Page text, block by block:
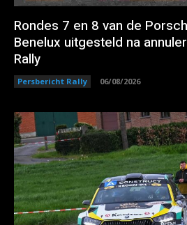
Rondes 7 en 8 van de
Benelux uitgesteld na
Rally
Persbericht Rally 06/08/2026